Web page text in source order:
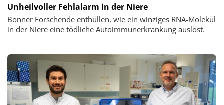
Unheilvoller Fehlalarm in der Niere
Bonner Forschende enthüllen, wie ein winziges RNA-Molekül
in der Niere eine tödliche Autoimmunerkrankung auslöst.